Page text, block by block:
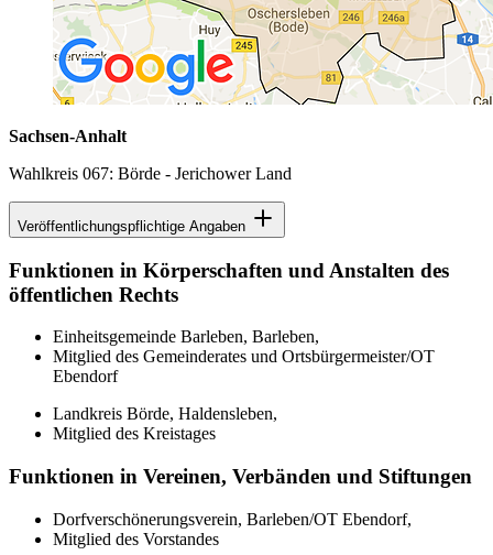
Sachsen-Anhalt
Wahlkreis 067: Börde - Jerichower Land
Veröffentlichungspflichtige Angaben
Funktionen in Körperschaften und Anstalten des
öffentlichen Rechts
Einheitsgemeinde Barleben, Barleben,
Mitglied des Gemeinderates und Ortsbürgermeister/OT
Ebendorf
Landkreis Börde, Haldensleben,
Mitglied des Kreistages
Funktionen in Vereinen, Verbänden und Stiftungen
Dorfverschönerungsverein, Barleben/OT Ebendorf,
Mitglied des Vorstandes